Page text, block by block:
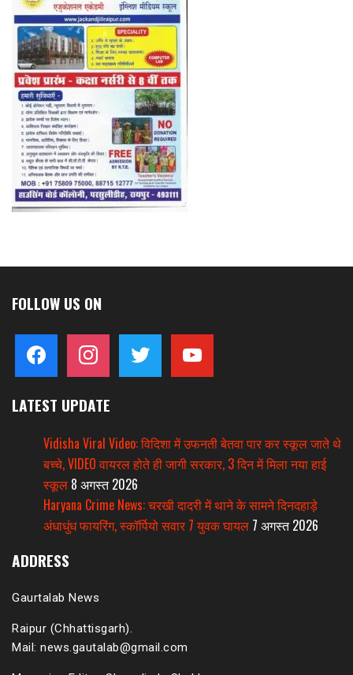
FOLLOW US ON
facebook instagram twitter youtube
LATEST UPDATE
Vidisha Viral Video: विदिशा में उफनती बेतवा पार कर स्कूल जाते थे
बच्चे, VIDEO वायरल होते ही जागी सरकार, 3 दिन में मिला नया हाई
स्कूल 8 अगस्त 2026
Haryana Crime News: चरखी दादरी में थाने के सामने दिनदहाड़े
अंधाधुंध फायरिंग, स्कॉर्पियो सवार 7 युवक घायल 7 अगस्त 2026
ADDRESS
Gaurtalab News
Raipur (Chhattisgarh).
Mail: news.gautalab@gmail.com